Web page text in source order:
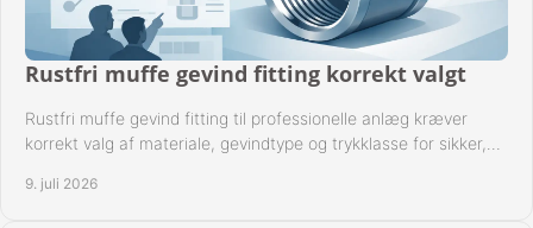
Rustfri muffe gevind fitting korrekt valgt
Rustfri muffe gevind fitting til professionelle anlæg kræver
korrekt valg af materiale, gevindtype og trykklasse for sikker,
9. juli 2026